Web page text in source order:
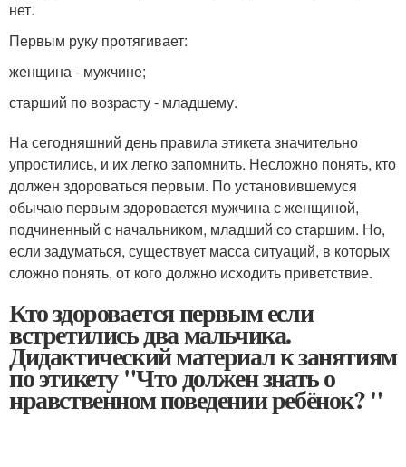
нет.
Первым руку протягивает:
женщина - мужчине;
старший по возрасту - младшему.
На сегодняшний день правила этикета значительно
упростились, и их легко запомнить. Несложно понять, кто
должен здороваться первым. По установившемуся
обычаю первым здоровается мужчина с женщиной,
подчиненный с начальником, младший со старшим. Но,
если задуматься, существует масса ситуаций, в которых
сложно понять, от кого должно исходить приветствие.
Кто здоровается первым если
встретились два мальчика.
Дидактический материал к занятиям
по этикету "Что должен знать о
нравственном поведении ребёнок? "